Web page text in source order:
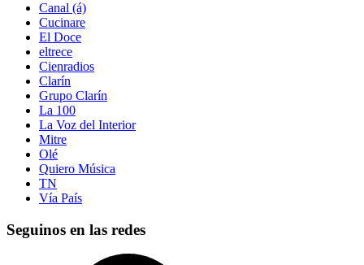
Canal (á)
Cucinare
El Doce
eltrece
Cienradios
Clarín
Grupo Clarín
La 100
La Voz del Interior
Mitre
Olé
Quiero Música
TN
Vía País
Seguinos en las redes